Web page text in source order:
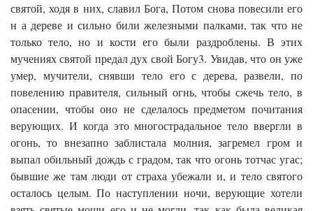
святой, ходя в них, славил Бога, Потом снова повесили его
н а дереве и сильно били железными палками, так что не
только тело, но и кости его были раздроблены. В этих
мучениях святой предал дух свой Богу3. Увидав, что он уже
умер, мучители, снявши тело его с дерева, развели, по
повелению правителя, сильный огнь, чтобы сжечь тело, в
опасении, чтобы оно не сделалось предметом почитания
верующих. И когда это многострадальное тело ввергли в
огонь, то внезапно заблистала молния, загремел гром и
выпал обильный дождь с градом, так что огонь тотчас угас;
бывшие же там люди от страха убежали и, и тело святого
осталось целым. По наступлении ночи, верующие хотели